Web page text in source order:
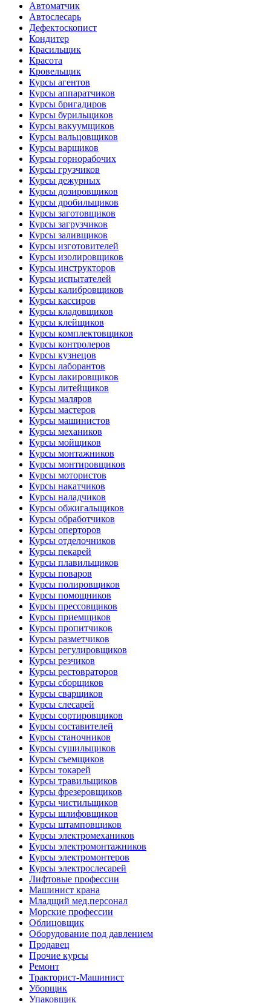
Автоматчик
Автослесарь
Дефектоскопист
Кондитер
Красильщик
Красота
Кровельщик
Курсы агентов
Курсы аппаратчиков
Курсы бригадиров
Курсы бурильщиков
Курсы вакуумщиков
Курсы вальцовщиков
Курсы варщиков
Курсы горнорабочих
Курсы грузчиков
Курсы дежурных
Курсы дозировщиков
Курсы дробильщиков
Курсы заготовщиков
Курсы загрузчиков
Курсы заливщиков
Курсы изготовителей
Курсы изолировщиков
Курсы инструкторов
Курсы испытателей
Курсы калибровщиков
Курсы кассиров
Курсы кладовщиков
Курсы клейщиков
Курсы комплектовщиков
Курсы контролеров
Курсы кузнецов
Курсы лаборантов
Курсы лакировщиков
Курсы литейщиков
Курсы маляров
Курсы мастеров
Курсы машинистов
Курсы механиков
Курсы мойщиков
Курсы монтажников
Курсы монтировщиков
Курсы мотористов
Курсы накатчиков
Курсы наладчиков
Курсы обжигальщиков
Курсы обработчиков
Курсы оперторов
Курсы отделочников
Курсы пекарей
Курсы плавильщиков
Курсы поваров
Курсы полировщиков
Курсы помощников
Курсы прессовщиков
Курсы приемщиков
Курсы пропитчиков
Курсы разметчиков
Курсы регулировщиков
Курсы резчиков
Курсы рестовраторов
Курсы сборщиков
Курсы сварщиков
Курсы слесарей
Курсы сортировщиков
Курсы составителей
Курсы станочников
Курсы сушильщиков
Курсы съемщиков
Курсы токарей
Курсы травильщиков
Курсы фрезеровщиков
Курсы чистильщиков
Курсы шлифовщиков
Курсы штамповщиков
Курсы электромехаников
Курсы электромонтажников
Курсы электромонтеров
Курсы электрослесарей
Лифтовые профессии
Машинист крана
Младщий мед.персонал
Морские профессии
Облицовщик
Оборудование под давлением
Продавец
Прочие курсы
Ремонт
Тракторист-Машинист
Уборщик
Упаковщик